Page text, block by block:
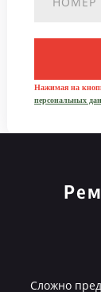
Нажимая на
персональных
Сложно